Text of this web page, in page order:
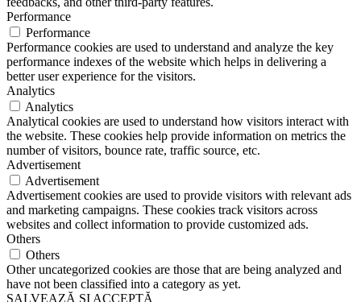
Performance
Performance
Performance cookies are used to understand and analyze the key
performance indexes of the website which helps in delivering a
better user experience for the visitors.
Analytics
Analytics
Analytical cookies are used to understand how visitors interact with
the website. These cookies help provide information on metrics the
number of visitors, bounce rate, traffic source, etc.
Advertisement
Advertisement
Advertisement cookies are used to provide visitors with relevant ads
and marketing campaigns. These cookies track visitors across
websites and collect information to provide customized ads.
Others
Others
Other uncategorized cookies are those that are being analyzed and
have not been classified into a category as yet.
SALVEAZĂ ȘI ACCEPTĂ